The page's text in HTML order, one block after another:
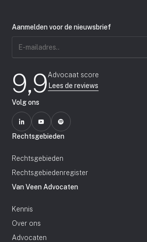
Aanmelden voor de nieuwsbrief
9,9Advocaat score
Lees de reviews
Volg ons
Rechtsgebieden
Rechtsgebieden
Rechtsgebiedenregister
Van Veen Advocaten
Kennis
Over ons
Advocaten